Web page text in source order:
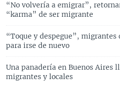
“No volvería a emigrar”,
“karma” de ser migrante
“Toque y despegue”, migrantes
para irse de nuevo
Una panadería en Buenos Aires
migrantes y locales